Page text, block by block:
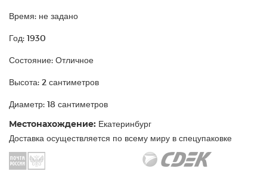
Время: не задано
Год: 1930
Состояние: Отличное
Высота: 2 сантиметров
Диаметр: 18 сантиметров
Местонахождение: Екатеринбург
Доставка осуществляется по всему миру в спецупаковке